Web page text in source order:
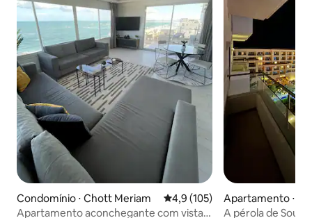
Condomínio ⋅ Chott Meriam 4,9 de uma avaliação média de
4,9 (105)
Apartamento aconchegante com vista
Apartamento ⋅
A pérola de